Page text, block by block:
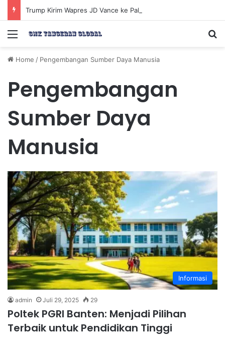
Menu
Home / Pengembangan Sumber Daya Manusia
Pengembangan
Sumber Daya
Manusia
Informasi
admin Juli 29, 2025 29
Poltek PGRI Banten: Menjadi Pilihan
Terbaik untuk Pendidikan Tinggi